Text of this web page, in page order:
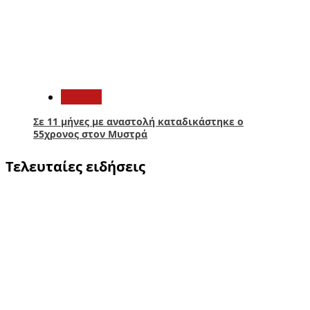
Σε 11 μήνες με αναστολή καταδικάστηκε ο
55χρονος στον Μυστρά
Τελευταίες ειδήσεις